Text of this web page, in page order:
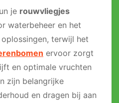
je rouwvliegjes
waterbeheer en het
terwijl het
ervoor zorgt
en optimale vruchten
zijn belangrijke
en dragen bij aan